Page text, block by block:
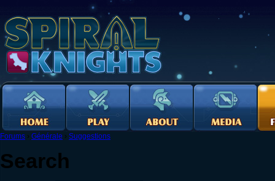
Forums › Générale › Suggestions
Search